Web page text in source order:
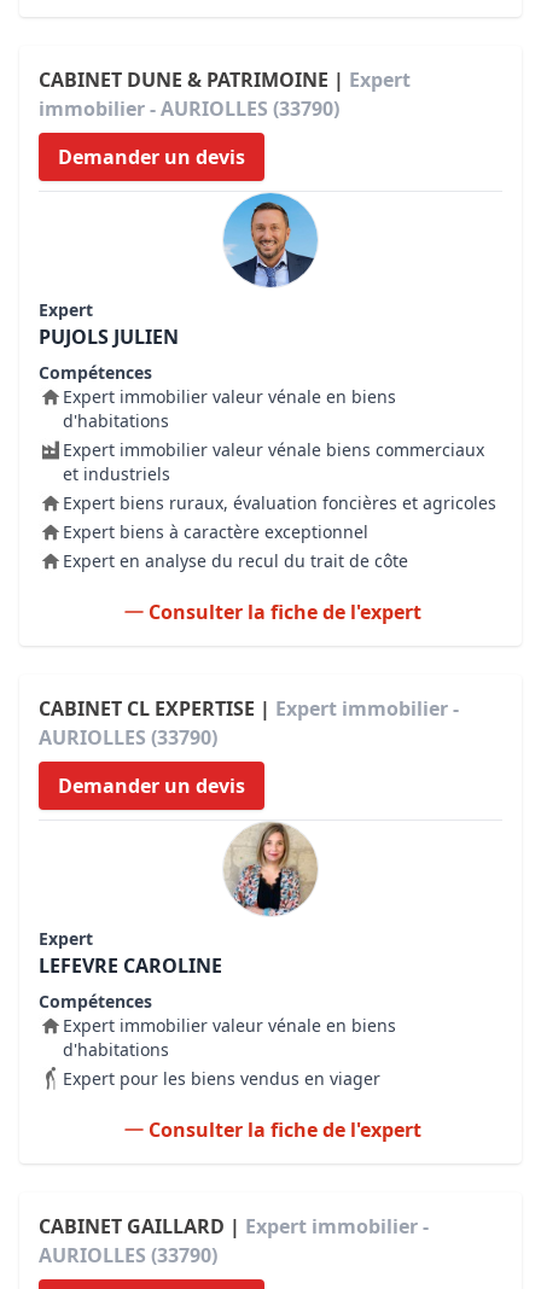
CABINET DUNE & PATRIMOINE | Expert
immobilier - AURIOLLES (33790)
Demander un devis
Expert
PUJOLS JULIEN
Compétences
Expert immobilier valeur vénale en biens
d'habitations
Expert immobilier valeur vénale biens commerciaux
et industriels
Expert biens ruraux, évaluation foncières et agricoles
Expert biens à caractère exceptionnel
Expert en analyse du recul du trait de côte
Consulter la fiche de l'expert
CABINET CL EXPERTISE | Expert immobilier -
AURIOLLES (33790)
Demander un devis
Expert
LEFEVRE CAROLINE
Compétences
Expert immobilier valeur vénale en biens
d'habitations
Expert pour les biens vendus en viager
Consulter la fiche de l'expert
CABINET GAILLARD | Expert immobilier -
AURIOLLES (33790)